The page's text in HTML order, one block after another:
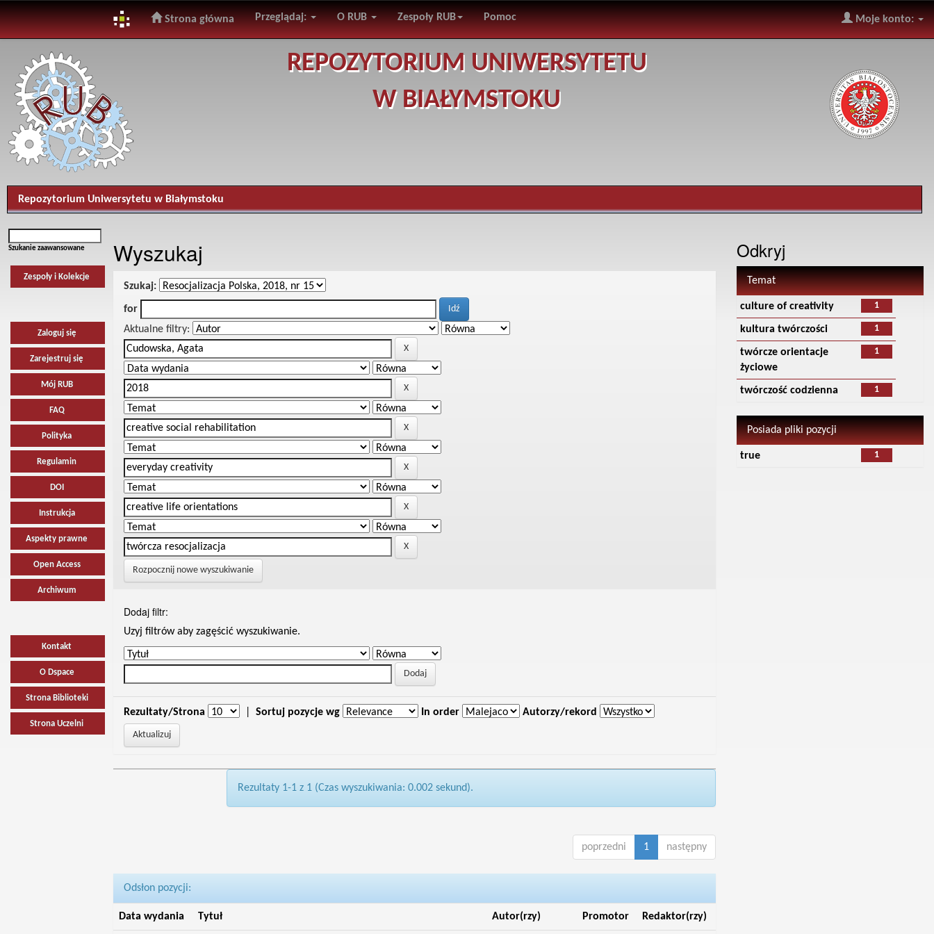
navigation
Strona główna Przeglądaj: O RUB Zespoły RUB Pomoc Moje konto:
REPOZYTORIUM UNIWERSYTETU
W BIAŁYMSTOKU
Repozytorium Uniwersytetu w Białymstoku
Szukanie zaawansowane
Zespoły i Kolekcje
Zaloguj się
Zarejestruj się
Mój RUB
FAQ
Polityka
Regulamin
DOI
Instrukcja
Aspekty prawne
Open Access
Archiwum
Kontakt
O Dspace
Strona Biblioteki
Strona Uczelni
Wyszukaj
Szukaj:
for
Aktualne filtry:
Rozpocznij nowe wyszukiwanie
Dodaj filtr:
Uzyj filtrów aby zagęścić wyszukiwanie.
Rezultaty/Strona Sortuj pozycje wg In order Autorzy/rekord
Rezultaty 1-1 z 1 (Czas wyszukiwania: 0.002 sekund).
poprzedni 1 następny
Odsłon pozycji:
Data wydania Tytuł Autor(rzy) Promotor Redaktor(rzy)
Odkryj
Temat
1
culture of creativity
1
kultura twórczości
1
twórcze orientacje
życiowe
1
twórczość codzienna
Posiada pliki pozycji
1
true